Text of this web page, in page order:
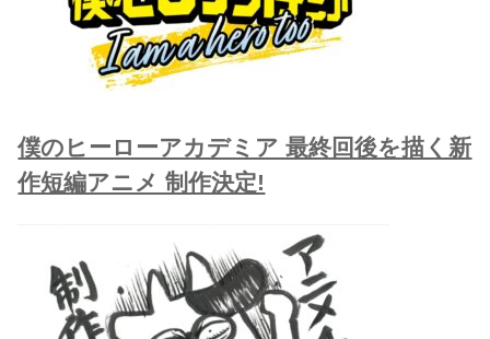
僕のヒーローアカデミア 最終回後を描く新
作短編アニメ 制作決定!